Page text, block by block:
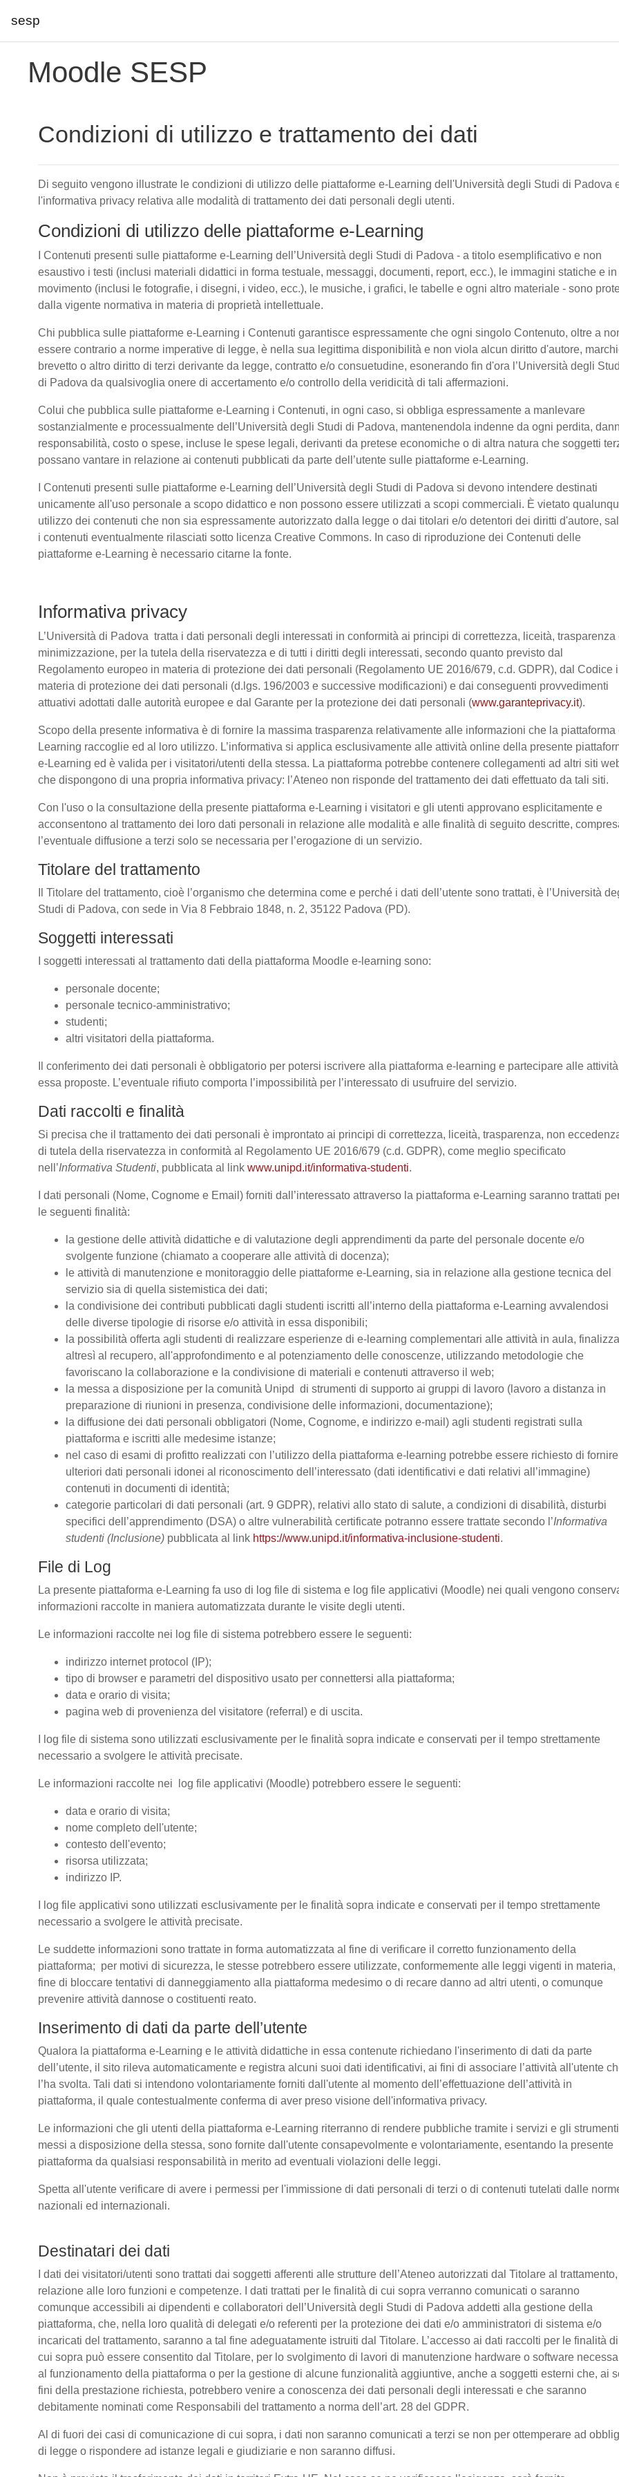
sesp
Moodle SESP
Condizioni di utilizzo e trattamento dei dati
Di seguito vengono illustrate le condizioni di utilizzo delle piattaforme e-Learning dell'Università degli Studi di Padova
l'informativa privacy relativa alle modalità di trattamento dei dati personali degli utenti.
Condizioni di utilizzo delle piattaforme e-Learning
I Contenuti presenti sulle piattaforme e-Learning dell’Università degli Studi di Padova - a titolo esemplificativo e non
esaustivo i testi (inclusi materiali didattici in forma testuale, messaggi, documenti, report, ecc.), le immagini statiche e in
movimento (inclusi le fotografie, i disegni, i video, ecc.), le musiche, i grafici, le tabelle e ogni altro materiale - sono
dalla vigente normativa in materia di proprietà intellettuale.
Chi pubblica sulle piattaforme e-Learning i Contenuti garantisce espressamente che ogni singolo Contenuto, oltre a
essere contrario a norme imperative di legge, è nella sua legittima disponibilità e non viola alcun diritto d'autore,
brevetto o altro diritto di terzi derivante da legge, contratto e/o consuetudine, esonerando fin d'ora l’Università degli
di Padova da qualsivoglia onere di accertamento e/o controllo della veridicità di tali affermazioni.
Colui che pubblica sulle piattaforme e-Learning i Contenuti, in ogni caso, si obbliga espressamente a manlevare
sostanzialmente e processualmente dell’Università degli Studi di Padova, mantenendola indenne da ogni perdita,
responsabilità, costo o spese, incluse le spese legali, derivanti da pretese economiche o di altra natura che soggetti
possano vantare in relazione ai contenuti pubblicati da parte dell’utente sulle piattaforme e-Learning.
I Contenuti presenti sulle piattaforme e-Learning dell’Università degli Studi di Padova si devono intendere destinati
unicamente all'uso personale a scopo didattico e non possono essere utilizzati a scopi commerciali. È vietato
utilizzo dei contenuti che non sia espressamente autorizzato dalla legge o dai titolari e/o detentori dei diritti d'autore,
i contenuti eventualmente rilasciati sotto licenza Creative Commons. In caso di riproduzione dei Contenuti delle
piattaforme e-Learning è necessario citarne la fonte.
Informativa privacy
L’Università di Padova tratta i dati personali degli interessati in conformità ai principi di correttezza, liceità, trasparenza
minimizzazione, per la tutela della riservatezza e di tutti i diritti degli interessati, secondo quanto previsto dal
Regolamento europeo in materia di protezione dei dati personali (Regolamento UE 2016/679, c.d. GDPR), dal Codice
materia di protezione dei dati personali (d.lgs. 196/2003 e successive modificazioni) e dai conseguenti provvedimenti
attuativi adottati dalle autorità europee e dal Garante per la protezione dei dati personali (www.garanteprivacy.it).
Scopo della presente informativa è di fornire la massima trasparenza relativamente alle informazioni che la piattaforma
Learning raccoglie ed al loro utilizzo. L’informativa si applica esclusivamente alle attività online della presente
e-Learning ed è valida per i visitatori/utenti della stessa. La piattaforma potrebbe contenere collegamenti ad altri siti
che dispongono di una propria informativa privacy: l’Ateneo non risponde del trattamento dei dati effettuato da tali siti.
Con l'uso o la consultazione della presente piattaforma e-Learning i visitatori e gli utenti approvano esplicitamente e
acconsentono al trattamento dei loro dati personali in relazione alle modalità e alle finalità di seguito descritte,
l’eventuale diffusione a terzi solo se necessaria per l’erogazione di un servizio.
Titolare del trattamento
Il Titolare del trattamento, cioè l’organismo che determina come e perché i dati dell’utente sono trattati, è l’Università
Studi di Padova, con sede in Via 8 Febbraio 1848, n. 2, 35122 Padova (PD).
Soggetti interessati
I soggetti interessati al trattamento dati della piattaforma Moodle e-learning sono:
personale docente;
personale tecnico-amministrativo;
studenti;
altri visitatori della piattaforma.
Il conferimento dei dati personali è obbligatorio per potersi iscrivere alla piattaforma e-learning e partecipare alle
essa proposte. L’eventuale rifiuto comporta l’impossibilità per l’interessato di usufruire del servizio.
Dati raccolti e finalità
Si precisa che il trattamento dei dati personali è improntato ai principi di correttezza, liceità, trasparenza, non
di tutela della riservatezza in conformità al Regolamento UE 2016/679 (c.d. GDPR), come meglio specificato
nell’Informativa Studenti, pubblicata al link www.unipd.it/informativa-studenti.
I dati personali (Nome, Cognome e Email) forniti dall’interessato attraverso la piattaforma e-Learning saranno trattati
le seguenti finalità:
la gestione delle attività didattiche e di valutazione degli apprendimenti da parte del personale docente e/o
svolgente funzione (chiamato a cooperare alle attività di docenza);
le attività di manutenzione e monitoraggio delle piattaforme e-Learning, sia in relazione alla gestione tecnica del
servizio sia di quella sistemistica dei dati;
la condivisione dei contributi pubblicati dagli studenti iscritti all’interno della piattaforma e-Learning avvalendosi
delle diverse tipologie di risorse e/o attività in essa disponibili;
la possibilità offerta agli studenti di realizzare esperienze di e-learning complementari alle attività in aula,
altresì al recupero, all'approfondimento e al potenziamento delle conoscenze, utilizzando metodologie che
favoriscano la collaborazione e la condivisione di materiali e contenuti attraverso il web;
la messa a disposizione per la comunità Unipd di strumenti di supporto ai gruppi di lavoro (lavoro a distanza in
preparazione di riunioni in presenza, condivisione delle informazioni, documentazione);
la diffusione dei dati personali obbligatori (Nome, Cognome, e indirizzo e-mail) agli studenti registrati sulla
piattaforma e iscritti alle medesime istanze;
nel caso di esami di profitto realizzati con l’utilizzo della piattaforma e-learning potrebbe essere richiesto di fornire
ulteriori dati personali idonei al riconoscimento dell’interessato (dati identificativi e dati relativi all’immagine)
contenuti in documenti di identità;
categorie particolari di dati personali (art. 9 GDPR), relativi allo stato di salute, a condizioni di disabilità, disturbi
specifici dell’apprendimento (DSA) o altre vulnerabilità certificate potranno essere trattate secondo l’Informativa
studenti (Inclusione) pubblicata al link https://www.unipd.it/informativa-inclusione-studenti.
File di Log
La presente piattaforma e-Learning fa uso di log file di sistema e log file applicativi (Moodle) nei quali vengono
informazioni raccolte in maniera automatizzata durante le visite degli utenti.
Le informazioni raccolte nei log file di sistema potrebbero essere le seguenti:
indirizzo internet protocol (IP);
tipo di browser e parametri del dispositivo usato per connettersi alla piattaforma;
data e orario di visita;
pagina web di provenienza del visitatore (referral) e di uscita.
I log file di sistema sono utilizzati esclusivamente per le finalità sopra indicate e conservati per il tempo strettamente
necessario a svolgere le attività precisate.
Le informazioni raccolte nei log file applicativi (Moodle) potrebbero essere le seguenti:
data e orario di visita;
nome completo dell'utente;
contesto dell'evento;
risorsa utilizzata;
indirizzo IP.
I log file applicativi sono utilizzati esclusivamente per le finalità sopra indicate e conservati per il tempo strettamente
necessario a svolgere le attività precisate.
Le suddette informazioni sono trattate in forma automatizzata al fine di verificare il corretto funzionamento della
piattaforma; per motivi di sicurezza, le stesse potrebbero essere utilizzate, conformemente alle leggi vigenti in materia,
fine di bloccare tentativi di danneggiamento alla piattaforma medesimo o di recare danno ad altri utenti, o comunque
prevenire attività dannose o costituenti reato.
Inserimento di dati da parte dell’utente
Qualora la piattaforma e-Learning e le attività didattiche in essa contenute richiedano l'inserimento di dati da parte
dell’utente, il sito rileva automaticamente e registra alcuni suoi dati identificativi, ai fini di associare l’attività all'utente
l’ha svolta. Tali dati si intendono volontariamente forniti dall'utente al momento dell’effettuazione dell’attività in
piattaforma, il quale contestualmente conferma di aver preso visione dell'informativa privacy.
Le informazioni che gli utenti della piattaforma e-Learning riterranno di rendere pubbliche tramite i servizi e gli strumenti
messi a disposizione della stessa, sono fornite dall'utente consapevolmente e volontariamente, esentando la presente
piattaforma da qualsiasi responsabilità in merito ad eventuali violazioni delle leggi.
Spetta all'utente verificare di avere i permessi per l'immissione di dati personali di terzi o di contenuti tutelati dalle
nazionali ed internazionali.
Destinatari dei dati
I dati dei visitatori/utenti sono trattati dai soggetti afferenti alle strutture dell’Ateneo autorizzati dal Titolare al
relazione alle loro funzioni e competenze. I dati trattati per le finalità di cui sopra verranno comunicati o saranno
comunque accessibili ai dipendenti e collaboratori dell’Università degli Studi di Padova addetti alla gestione della
piattaforma, che, nella loro qualità di delegati e/o referenti per la protezione dei dati e/o amministratori di sistema e/o
incaricati del trattamento, saranno a tal fine adeguatamente istruiti dal Titolare. L’accesso ai dati raccolti per le finalità di
cui sopra può essere consentito dal Titolare, per lo svolgimento di lavori di manutenzione hardware o software
al funzionamento della piattaforma o per la gestione di alcune funzionalità aggiuntive, anche a soggetti esterni che, ai
fini della prestazione richiesta, potrebbero venire a conoscenza dei dati personali degli interessati e che saranno
debitamente nominati come Responsabili del trattamento a norma dell’art. 28 del GDPR.
Al di fuori dei casi di comunicazione di cui sopra, i dati non saranno comunicati a terzi se non per ottemperare ad
di legge o rispondere ad istanze legali e giudiziarie e non saranno diffusi.